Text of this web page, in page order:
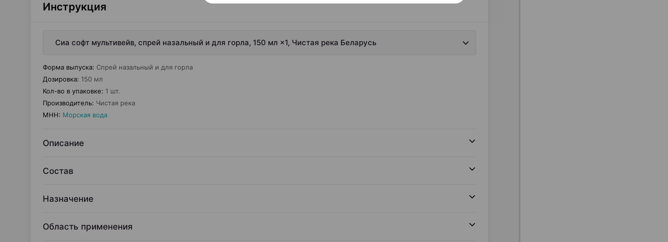
Инструкция
Сиа софт мультивейв, спрей назальный и для горла, 150 мл ×1, Чистая река Беларусь
Форма выпуска: Спрей назальный и для горла
Дозировка: 150 мл
Кол-во в упаковке: 1 шт.
Производитель: Чистая река
МНН: Морская вода
Описание
Состав
Назначение
Область применения